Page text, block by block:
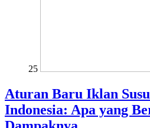
25
Aturan Baru Iklan
Indonesia: Apa yang